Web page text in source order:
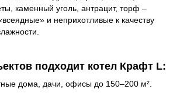
каменный уголь, антрацит, торф –
и неприхотливые к качеству
подходит котел Крафт L:
дома, дачи, офисы до 150–200 м².